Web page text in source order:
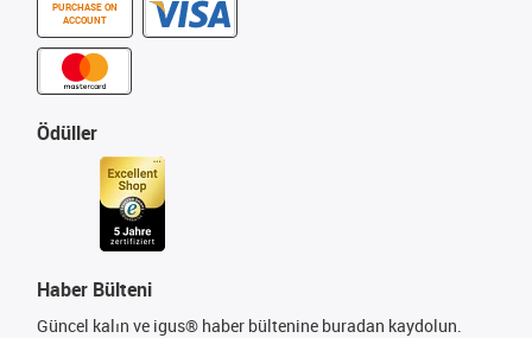
PURCHASE ON
ACCOUNT
Ödüller
Haber Bülteni
Güncel kalın ve igus® haber bültenine buradan kaydolun.